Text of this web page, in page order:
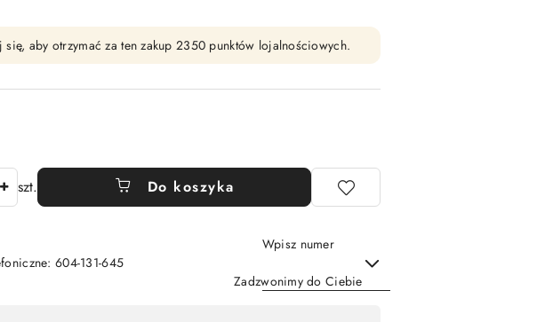
się, aby otrzymać za ten zakup 2350 punktów lojalnościowych.
szt. Do koszyka
604-131-645
Wpisz numer
Zadzwonimy do Ciebie